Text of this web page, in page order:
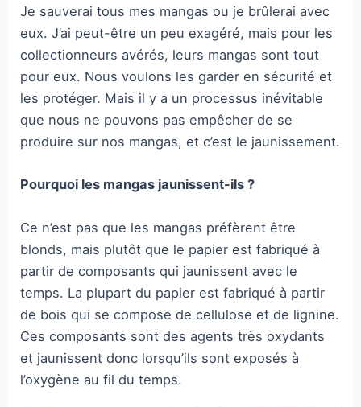
Je sauverai tous mes mangas ou je brûlerai avec
eux. J’ai peut-être un peu exagéré, mais pour les
collectionneurs avérés, leurs mangas sont tout
pour eux. Nous voulons les garder en sécurité et
les protéger. Mais il y a un processus inévitable
que nous ne pouvons pas empêcher de se
produire sur nos mangas, et c’est le jaunissement.
Pourquoi les mangas jaunissent-ils ?
Ce n’est pas que les mangas préfèrent être
blonds, mais plutôt que le papier est fabriqué à
partir de composants qui jaunissent avec le
temps. La plupart du papier est fabriqué à partir
de bois qui se compose de cellulose et de lignine.
Ces composants sont des agents très oxydants
et jaunissent donc lorsqu’ils sont exposés à
l’oxygène au fil du temps.